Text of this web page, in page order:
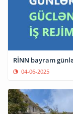
RİNN bayram
04-06-2025